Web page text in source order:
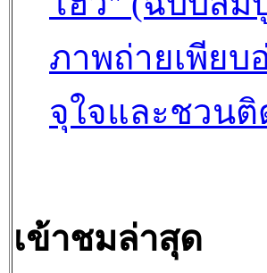
ภาพถ่ายเพียบ
จุใจและชวน
เข้าชมล่าสุด